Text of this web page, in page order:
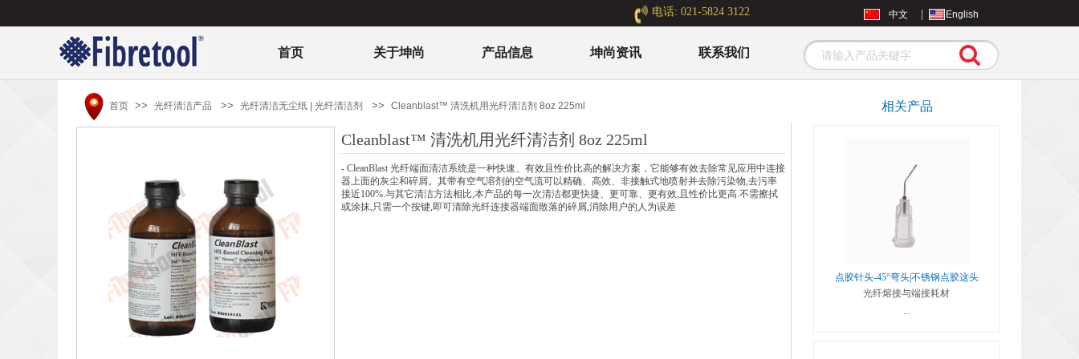
中文 | English
首页 关于坤尚 产品信息 坤尚资讯 联系我们
电话: 021-5824 3122
Search
首页 >> 光纤清洁产品 >> 光纤清洁无尘纸 | 光纤清洁剂 >> Cleanblast™ 清洗机用光纤清洁剂 8oz 225ml 相关产品
Cleanblast™ 清洗机用光纤清洁剂 8oz 225ml
- CleanBlast 光纤端面清洁系统是一种快速、有效且性价比高的解决方案，它能够有效去除常见应用中连接
器上面的灰尘和碎屑。其带有空气溶剂的空气流可以精确、高效、非接触式地喷射并去除污染物,去污率
接近100%.与其它清洁方法相比,本产品的每一次清洁都更快捷、更可靠、更有效,且性价比更高.不需擦拭
或涂抹,只需一个按键,即可清除光纤连接器端面散落的碎屑,消除用户的人为误差
点胶针头-45°弯头|不锈钢点胶这头
光纤熔接与端接耗材
...